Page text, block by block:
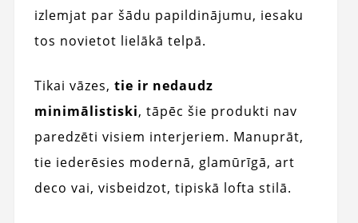
izlemjat par šādu papildinājumu, iesaku
tos novietot lielākā telpā.
Tikai vāzes, tie ir nedaudz
minimālistiski, tāpēc šie produkti nav
paredzēti visiem interjeriem. Manuprāt,
tie iederēsies modernā, glamūrīgā, art
deco vai, visbeidzot, tipiskā lofta stilā.